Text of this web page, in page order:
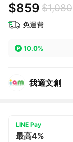
$859 $1,080
免運費
10.0%
我適文創
LINE Pay
最高4%